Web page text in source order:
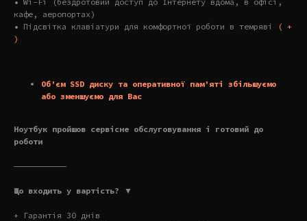
кафе, аеропортах)
• Підсвітка клавіатури для комфортної роботи в темряві
( +
)
Об'єм SSD диску та оперативної пам'яті збільшуємо
або зменшуємо для Вас
Ноутбук пройшов сервісне обслуговування і готовий до
роботи
———————————
Що входить у вартість? ▼
+ Гарантія 30 днів